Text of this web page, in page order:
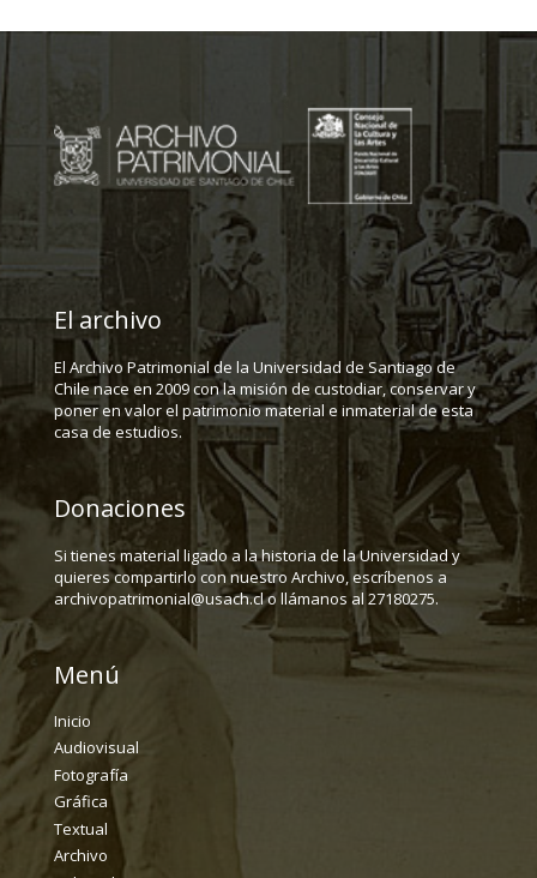
El archivo
El Archivo Patrimonial de la Universidad de Santiago de
Chile nace en 2009 con la misión de custodiar, conservar y
poner en valor el patrimonio material e inmaterial de esta
casa de estudios.
Donaciones
Si tienes material ligado a la historia de la Universidad y
quieres compartirlo con nuestro Archivo, escríbenos a
archivopatrimonial@usach.cl o llámanos al 27180275.
Menú
Inicio
Audiovisual
Fotografía
Gráfica
Textual
Archivo